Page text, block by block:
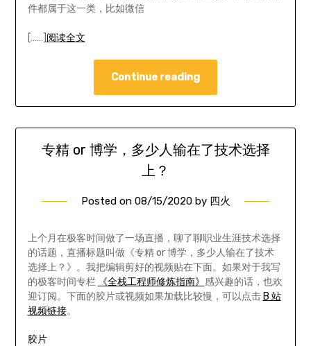
件都属于这一类，比如微信
[……] 阅读全文
Continue reading
专精 or 博学，多少人输在了技术选择
上？
Posted on 08/15/2020by 四火
上个月在极客时间做了一场直播，聊了聊职业生涯技术选择
的话题，直播标题叫做《专精 or 博学，多少人输在了技术
选择上？》。我把编辑剪好的视频贴在下面。如果对于我写
的极客时间专栏
《全栈工程师修炼指南》 感兴趣的话，也欢
迎订阅。下面的胶片或视频如果加载比较慢，可以点击 B 站
视频链接。
胶片